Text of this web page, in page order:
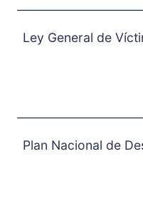
Ley General de
Plan Nacional de